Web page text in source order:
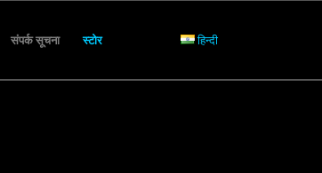
संपर्क सूचना स्टोर हिन्दी